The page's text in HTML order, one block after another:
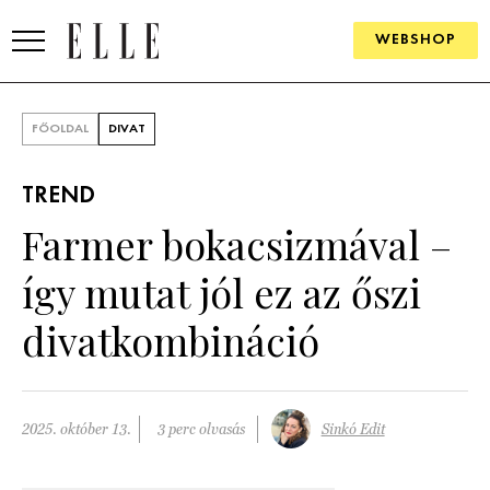
WEBSHOP
SZÉPSÉG
KULTÚRA
ÉLETMÓD
FŐOLDAL DIVAT
TREND
Farmer bokacsizmával –
így mutat jól ez az őszi
divatkombináció
2025. október 13. 3 perc olvasás Sinkó Edit